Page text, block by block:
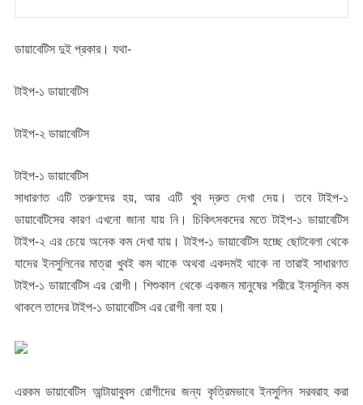
ডায়াবেটিস দুই প্রকার। যথা-
টাইপ-১ ডায়াবেটিস
টাইপ-২ ডায়াবেটিস
টাইপ-১ ডায়াবেটিস
সাধারণত এটি তরুণদের হয়, আর এটি খুব দ্রুত দেখা দেয়। তবে টাইপ-১
ডায়াবেটিসের কারণ এখনো জানা যায় নি। চিকিৎসকদের মতে টাইপ-১ ডায়াবেটিস
টাইপ-২ এর চেয়ে অনেক কম দেখা যায়। টাইপ-১ ডায়াবেটিস হচ্ছে ছোটবেলা থেকে
যাদের ইনসুলিনের মাত্রা খুবই কম থাকে অথবা একদমই থাকে না তারাই সাধারণত
টাইপ-১ ডায়াবেটিস এর রোগী। শিশুকাল থেকে একজন মানুষের শরীরে ইনসুলিন কম
থাকলে তাদের টাইপ-১ ডায়াবেটিস এর রোগী বলা হয়।
এরকম ডায়াবেটিস আন্টায়াবুবস রোগীদের জন্য কৃত্রিমভাবে ইনসুলিন সরবরাহ করা